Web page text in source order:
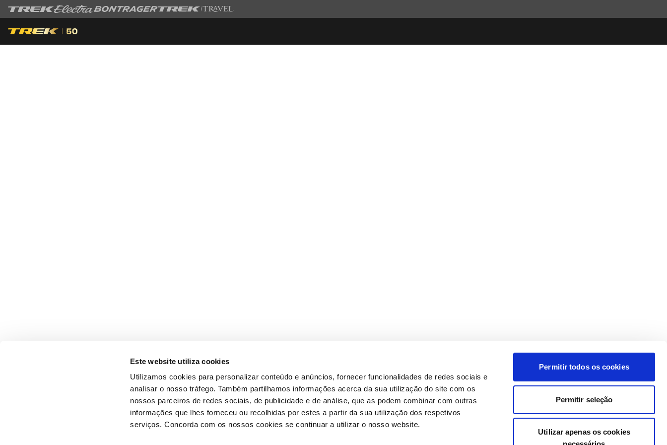
Este website utiliza cookies
Utilizamos cookies para personalizar conteúdo e anúncios, fornecer funcionalidades de redes sociais e
analisar o nosso tráfego. Também partilhamos informações acerca da sua utilização do site com os
nossos parceiros de redes sociais, de publicidade e de análise, que as podem combinar com outras
informações que lhes forneceu ou recolhidas por estes a partir da sua utilização dos respetivos
serviços. Concorda com os nossos cookies se continuar a utilizar o nosso website.
Permitir todos os cookies
Permitir seleção
Utilizar apenas os cookies